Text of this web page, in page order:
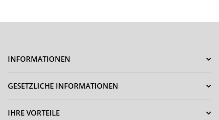
INFORMATIONEN
GESETZLICHE INFORMATIONEN
IHRE VORTEILE